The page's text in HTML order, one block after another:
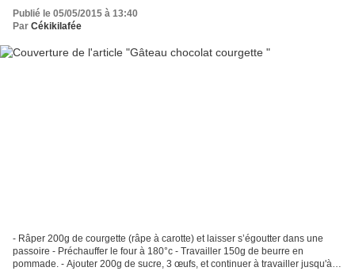
Publié le 05/05/2015 à 13:40
Par Cékikilafée
- Râper 200g de courgette (râpe à carotte) et laisser s’égoutter dans une
passoire - Préchauffer le four à 180°c - Travailler 150g de beurre en
pommade. - Ajouter 200g de sucre, 3 œufs, et continuer à travailler jusqu'à